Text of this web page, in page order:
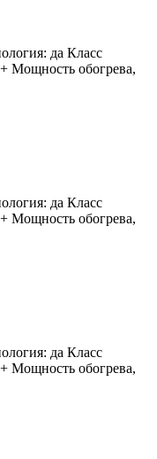
да Класс
Мощность обогрева,
да Класс
Мощность обогрева,
да Класс
Мощность обогрева,